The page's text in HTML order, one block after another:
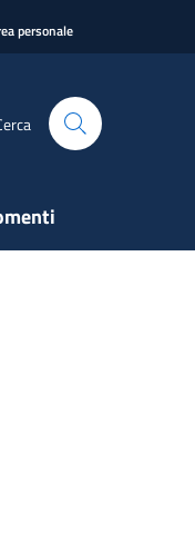
personale